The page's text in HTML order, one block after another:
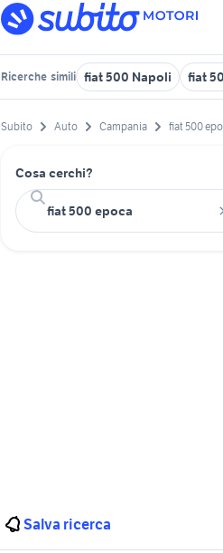
Ricerche simili fiat 500 Napoli fiat
Subito Auto Campania fiat 500
Cosa cerchi?
Salva ricerca